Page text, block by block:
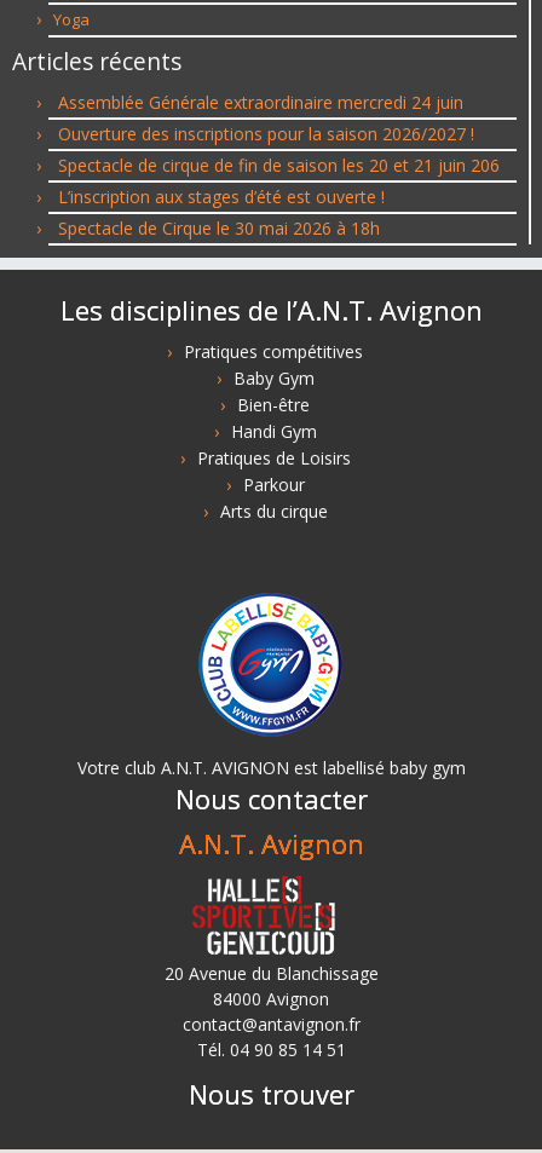
Yoga
Articles récents
Assemblée Générale extraordinaire mercredi 24 juin
Ouverture des inscriptions pour la saison 2026/2027 !
Spectacle de cirque de fin de saison les 20 et 21 juin 206
L’inscription aux stages d’été est ouverte !
Spectacle de Cirque le 30 mai 2026 à 18h
Les disciplines de l’A.N.T. Avignon
Pratiques compétitives
Baby Gym
Bien-être
Handi Gym
Pratiques de Loisirs
Parkour
Arts du cirque
Votre club A.N.T. AVIGNON est labellisé baby gym
Nous contacter
A.N.T. Avignon
20 Avenue du Blanchissage
84000 Avignon
contact@antavignon.fr
Tél. 04 90 85 14 51
Nous trouver